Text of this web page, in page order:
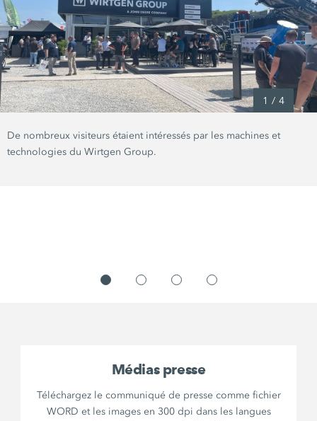
1 / 4
De nombreux visiteurs étaient intéressés par les machines et
technologies du Wirtgen Group.
Médias presse
Téléchargez le communiqué de presse comme fichier
WORD et les images en 300 dpi dans les langues